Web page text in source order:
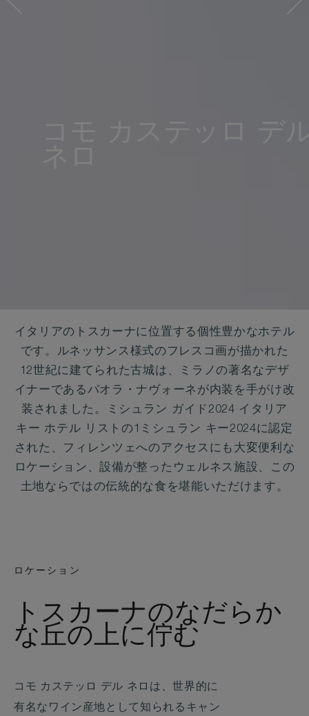
イタリアのトスカーナに位置する個性豊かなホテル
です。ルネッサンス様式のフレスコ画が描かれた
12世紀に建てられた古城は、ミラノの著名なデザ
イナーであるパオラ・ナヴォーネが内装を手がけ改
装されました。ミシュラン ガイド2024 イタリア
キー ホテル リストの1ミシュラン キー2024に認定
された、フィレンツェへのアクセスにも大変便利な
ロケーション、設備が整ったウェルネス施設、この
土地ならではの伝統的な食を堪能いただけます。
ロケーション
トスカーナのなだらか
な丘の上に佇む
コモ カステッロ デル ネロは、世界的に
有名なワイン産地として知られるキャン